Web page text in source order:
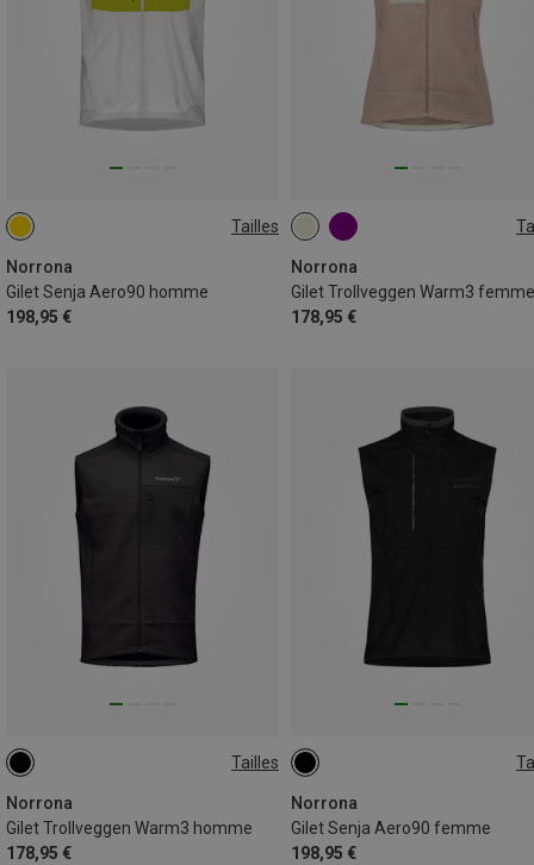
Tailles
Norrona
Gilet Senja Aero90 homme
198,95 €
S
Norrona
Gilet Trollveggen Warm3 femme
178,95 €
M L
Tailles
Norrona
Gilet Trollveggen Warm3 homme
178,95 €
S
Norrona
Gilet Senja Aero90 femme
198,95 €
XS